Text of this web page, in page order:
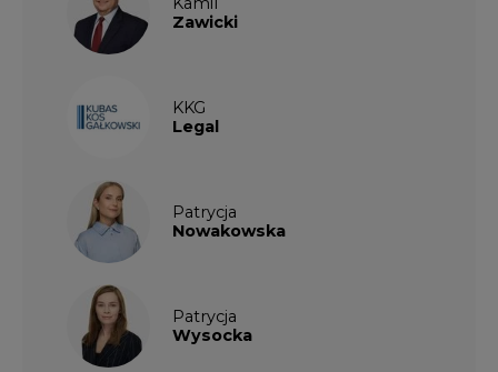
Zawicki
KKG
Legal
Patrycja
Nowakowska
Patrycja
Wysocka